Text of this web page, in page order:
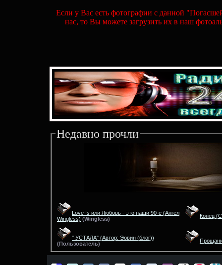
Если у Вас есть фотографии с данной
нас, то Вы можете загрузить их в наш
Недавно прочли
Love Is или Любовь - это наши 90-е (Ангел
Wingless) (Wingless) Конец
" УСТАЛА"
(Автор: Эовин (блог))
(Пользователь)